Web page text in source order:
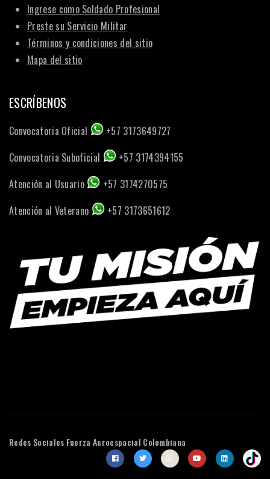
Ingrese como Soldado Profesional
Preste su Servicio Militar
Términos y condiciones del sitio
Mapa del sitio
ESCRÍBENOS
Convocatoria Oficial
+57 3173649727
Convocatoria Suboficial
+57 3174394155
Atención al Usuario
+57 3174270575
Atención al Veterano
+57 3173651612
Redes Sociales Fuerza Aeroespacial Colombiana